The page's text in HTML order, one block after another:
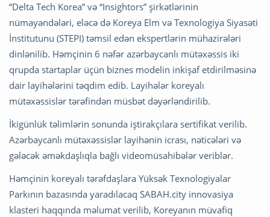
“Delta Tech Korea” və “Insightors” şirkətlərinin
nümayəndələri, eləcə də Koreya Elm və Texnologiya Siyasəti
İnstitutunu (STEPI) təmsil edən ekspertlərin mühazirələri
dinlənilib. Həmçinin 6 nəfər azərbaycanlı mütəxəssis iki
qrupda startaplar üçün biznes modelin inkişaf etdirilməsinə
dair layihələrini təqdim edib. Layihələr koreyalı
mütəxəssislər tərəfindən müsbət dəyərləndirilib.
İkigünlük təlimlərin sonunda iştirakçılara sertifikat verilib.
Azərbaycanlı mütəxəssislər layihənin icrası, nəticələri və
gələcək əməkdaşlıqla bağlı videomüsahibələr veriblər.
Həmçinin koreyalı tərəfdaşlara Yüksək Texnologiyalar
Parkının bazasında yaradılacaq SABAH.city innovasiya
klasteri haqqında məlumat verilib, Koreyanın müvafiq